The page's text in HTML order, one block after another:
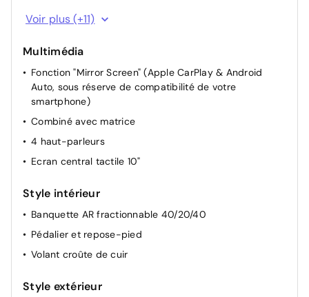
Rétroviseurs extérieurs rabattables électriquement
Accoudoir central AR
Siège passager réglable en hauteur
Siège conducteur avec réglage manuel en hauteur
Retroviseur interieur jour-nuit
Pochettes de rangement à l'AR des sièges AV
Voir plus (+11)
Multimédia
Fonction "Mirror Screen" (Apple CarPlay & Android
Auto, sous réserve de compatibilité de votre
smartphone)
Combiné avec matrice
4 haut-parleurs
Ecran central tactile 10"
Style intérieur
Banquette AR fractionnable 40/20/40
Pédalier et repose-pied
Volant croûte de cuir
Style extérieur